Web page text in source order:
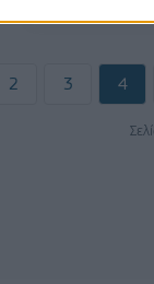
2 3 4